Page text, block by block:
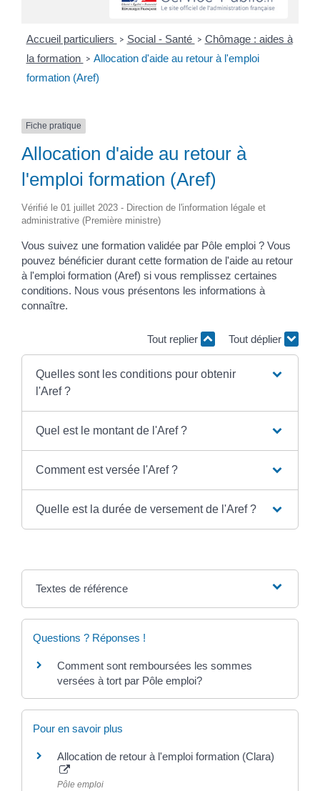
Accueil particuliers > Social - Santé > Chômage : aides à
la formation > Allocation d'aide au retour à l'emploi
formation (Aref)
Fiche pratique
Allocation d'aide au retour à
l'emploi formation (Aref)
Vérifié le 01 juillet 2023 - Direction de l'information légale et
administrative (Première ministre)
Vous suivez une formation validée par Pôle emploi ? Vous
pouvez bénéficier durant cette formation de l'aide au retour
à l'emploi formation (Aref) si vous remplissez certaines
conditions. Nous vous présentons les informations à
connaître.
Tout replier Tout déplier
Quelles sont les conditions pour obtenir
l'Aref ?
Quel est le montant de l'Aref ?
Comment est versée l'Aref ?
Quelle est la durée de versement de l'Aref ?
Textes de référence
Questions ? Réponses !
Comment sont remboursées les sommes
versées à tort par Pôle emploi?
Pour en savoir plus
Allocation de retour à l'emploi formation (Clara)
Pôle emploi